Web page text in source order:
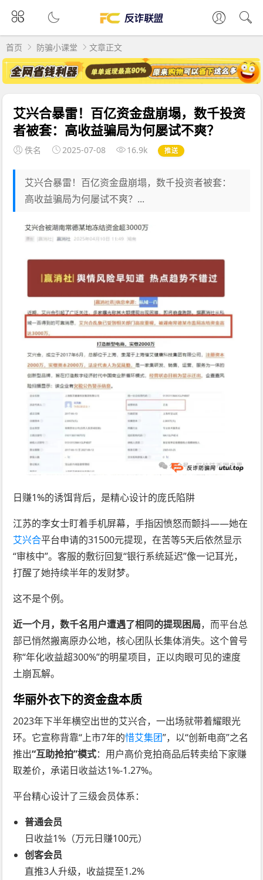
首页 防骗小课堂 文章正文
艾兴合暴雷！百亿资金盘崩塌，数千投资
者被套：高收益骗局为何屡试不爽？
佚名 2025-07-08 16.9k 推送
艾兴合暴雷！百亿资金盘崩塌，数千投资者被套：
高收益骗局为何屡试不爽？...
日赚1%的诱饵背后，是精心设计的庞氏陷阱
江苏的李女士盯着手机屏幕，手指因愤怒而颤抖——她在
艾兴合平台申请的31500元提现，在苦等5天后依然显示
“审核中”。客服的敷衍回复“银行系统延迟”像一记耳光，
打醒了她持续半年的发财梦。
这不是个例。
近一个月，数千名用户遭遇了相同的提现困局，而平台总
部已悄然搬离原办公地，核心团队长集体消失。这个曾号
称“年化收益超300%”的明星项目，正以肉眼可见的速度
土崩瓦解。
华丽外衣下的资金盘本质
2023年下半年横空出世的艾兴合，一出场就带着耀眼光
环。它宣称背靠“上市7年的惜艾集团”，以“创新电商”之名
推出“互助抢拍”模式：用户高价竞拍商品后转卖给下家赚
取差价，承诺日收益达1%-1.27%。
平台精心设计了三级会员体系：
普通会员
日收益1%（万元日赚100元）
创客会员
直推3人升级，收益提至1.2%